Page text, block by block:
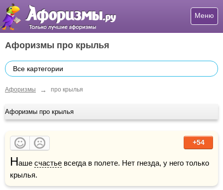
Меню
Афоризмы про крылья
Все картегории
Афоризмы → про крылья
Афоризмы про крылья
+54
Наше счастье всегда в полете. Нет гнезда, у него только
крылья.